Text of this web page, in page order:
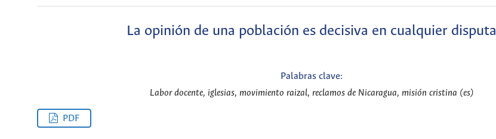
La opinión de una población es decisiva en cualquier disputa
Palabras clave:
Labor docente, iglesias, movimiento raizal, reclamos de Nicaragua, misión cristina (es)
PDF